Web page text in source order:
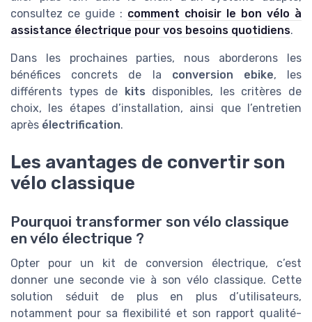
consultez ce guide : comment choisir le bon vélo à
assistance électrique pour vos besoins quotidiens.
Dans les prochaines parties, nous aborderons les
bénéfices concrets de la conversion ebike, les
différents types de kits disponibles, les critères de
choix, les étapes d’installation, ainsi que l’entretien
après électrification.
Les avantages de convertir son
vélo classique
Pourquoi transformer son vélo classique
en vélo électrique ?
Opter pour un kit de conversion électrique, c’est
donner une seconde vie à son vélo classique. Cette
solution séduit de plus en plus d’utilisateurs,
notamment pour sa flexibilité et son rapport qualité-